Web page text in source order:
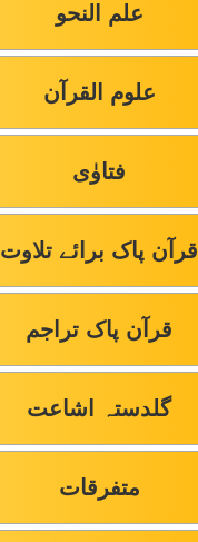
علم النحو
علوم القرآن
فتاوٰی
قرآن پاک برائے تلاوت
قرآن پاک تراجم
گلدستہ اشاعت
متفرقات